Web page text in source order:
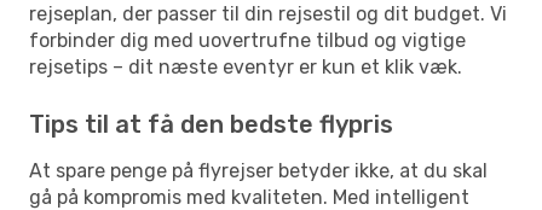
rejseplan, der passer til din rejsestil og dit budget. Vi
forbinder dig med uovertrufne tilbud og vigtige
rejsetips – dit næste eventyr er kun et klik væk.
Tips til at få den bedste flypris
At spare penge på flyrejser betyder ikke, at du skal
gå på kompromis med kvaliteten. Med intelligent